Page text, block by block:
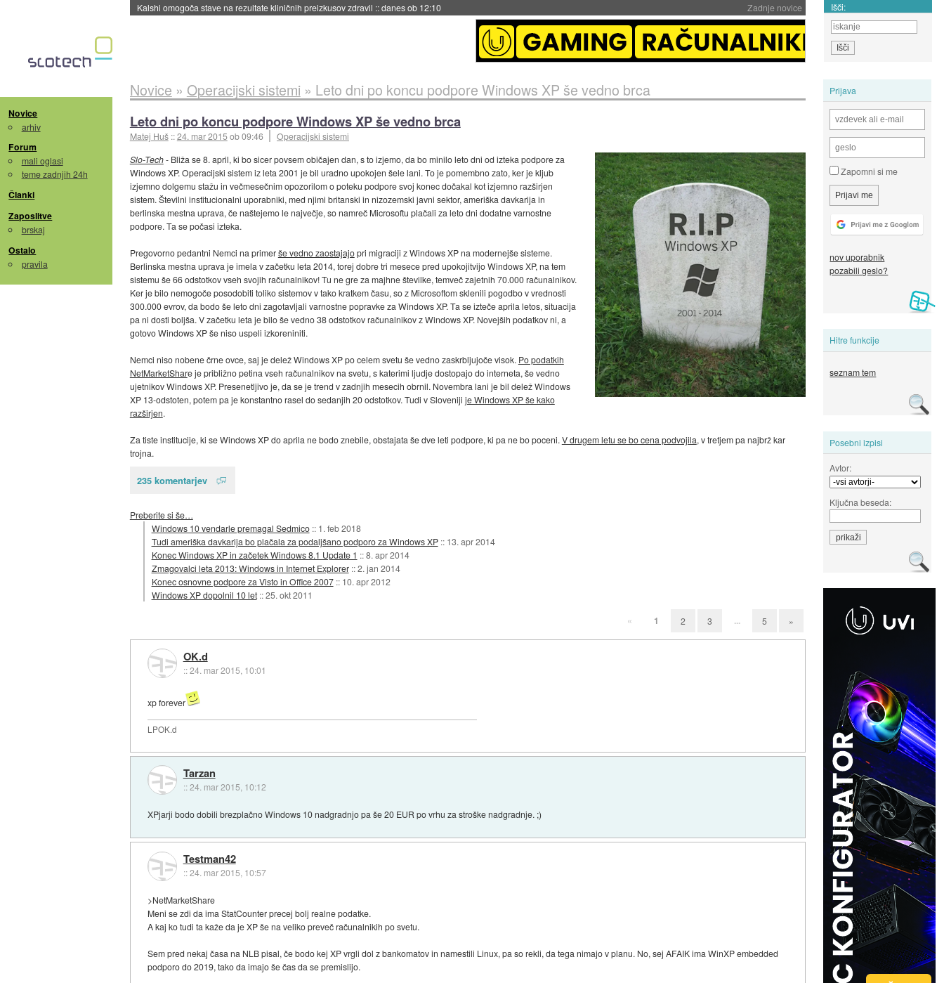
Zadnje novice
Sandisk že prodal več kot polovico SSD-jev za naslednji dve leti::danes ob 11:37 Išči:
Novice
arhiv
Forum
mali oglasi
teme zadnjih 24h
Članki
Zaposlitve
brskaj
Ostalo
pravila
Prijava
Zapomni si me
nov uporabnik
pozabili geslo?
Hitre funkcije
seznam tem
Posebni izpisi
Avtor:
Ključna beseda:
Novice » Operacijski sistemi » Leto dni po koncu podpore Windows XP še vedno brca
Leto dni po koncu podpore Windows XP še vedno brca
Matej Huš ::24. mar 2015ob 09:46
Operacijski sistemi
Slo-Tech- Bliža se 8. april, ki bo sicer povsem običajen dan, s to izjemo, da bo minilo leto dni od izteka podpore za
Windows XP. Operacijski sistem iz leta 2001 je bil uradno upokojen šele lani. To je pomembno zato, ker je kljub
izjemno dolgemu stažu in večmesečnim opozorilom o poteku podpore svoj konec dočakal kot izjemno razširjen
sistem. Številni institucionalni uporabniki, med njimi britanski in nizozemski javni sektor, ameriška davkarija in
berlinska mestna uprava, če naštejemo le največje, so namreč Microsoftu plačali za leto dni dodatne varnostne
podpore. Ta se počasi izteka.
Pregovorno pedantni Nemci na primerše vedno zaostajajopri migraciji z Windows XP na modernejše sisteme.
Berlinska mestna uprava je imela v začetku leta 2014, torej dobre tri mesece pred upokojitvijo Windows XP, na tem
sistemu še 66 odstotkov vseh svojih računalnikov! Tu ne gre za majhne številke, temveč zajetnih 70.000 računalnikov.
Ker je bilo nemogoče posodobiti toliko sistemov v tako kratkem času, so z Microsoftom sklenili pogodbo v vrednosti
300.000 evrov, da bodo še leto dni zagotavljali varnostne popravke za Windows XP. Ta se izteče aprila letos, situacija
pa ni dosti boljša. V začetku leta je bilo še vedno 38 odstotkov računalnikov z Windows XP. Novejših podatkov ni, a
gotovo Windows XP še niso uspeli izkoreniniti.
Nemci niso nobene črne ovce, saj je delež Windows XP po celem svetu še vedno zaskrbljujoče visok. Po podatkih
NetMarketShare je približno petina vseh računalnikov na svetu, s katerimi ljudje dostopajo do interneta, še vedno
ujetnikov Windows XP. Presenetljivo je, da se je trend v zadnjih mesecih obrnil. Novembra lani je bil delež Windows
XP 13-odstoten, potem pa je konstantno rasel do sedanjih 20 odstotkov. Tudi v Sloveniji je Windows XP še kako
razširjen.
Za tiste institucije, ki se Windows XP do aprila ne bodo znebile, obstajata še dve leti podpore, ki pa ne bo poceni. V drugem letu se bo cena podvojila, v tretjem pa najbrž kar
trojna.
235 komentarjev
Preberite si še…
Windows 10 vendarle premagal Sedmico :: 1. feb 2018
Tudi ameriška davkarija bo plačala za podaljšano podporo za Windows XP :: 13. apr 2014
Konec Windows XP in začetek Windows 8.1 Update 1 ::8. apr 2014
Zmagovalci leta 2013: Windows in Internet Explorer ::2. jan 2014
Konec osnovne podpore za Visto in Office 2007 :: 10. apr 2012
Windows XP dopolnil 10 let ::25. okt 2011
« 1 2 3 ... 5 »
OK.d
::24. mar 2015, 10:01
xp forever
LPOK.d
Tarzan
::24. mar 2015, 10:12
XPjarji bodo dobili brezplačno Windows 10 nadgradnjo pa še 20 EUR po vrhu za stroške nadgradnje. ;)
Testman42
::24. mar 2015, 10:57
>NetMarketShare
Meni se zdi da ima StatCounter precej bolj realne podatke.
A kaj ko tudi ta kaže da je XP še na veliko preveč računalnikih po svetu.
Sem pred nekaj časa na NLB pisal, če bodo kej XP vrgli dol z bankomatov in namestili Linux, pa so rekli, da tega nimajo v planu. No, sej AFAIK ima WinXP embedded
podporo do 2019, tako da imajo še čas da se premislijo.